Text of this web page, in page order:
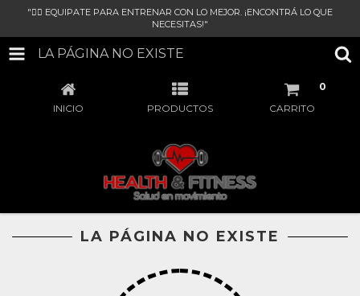
"🏋‍♀ EQUIPATE PARA ENTRENAR CON LO MEJOR. ¡ENCONTRÁ LO QUE
NECESITAS!"
LA PÁGINA NO EXISTE
INICIO PRODUCTOS CARRITO
0
LA PÁGINA NO EXISTE